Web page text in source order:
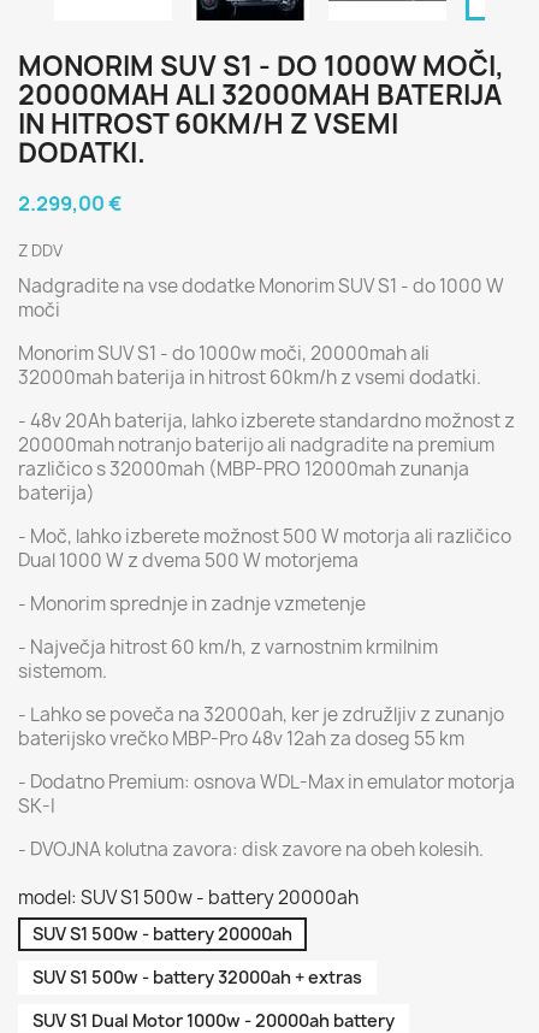
MONORIM SUV S1 - DO 1000W MOČI,
20000MAH ALI 32000MAH BATERIJA
IN HITROST 60KM/H Z VSEMI
DODATKI.
2.299,00 €
Z DDV
Nadgradite na vse dodatke Monorim SUV S1 - do 1000 W
moči
Monorim SUV S1 - do 1000w moči, 20000mah ali
32000mah baterija in hitrost 60km/h z vsemi dodatki.
- 48v 20Ah baterija, lahko izberete standardno možnost z
20000mah notranjo baterijo ali nadgradite na premium
različico s 32000mah (MBP-PRO 12000mah zunanja
baterija)
- Moč, lahko izberete možnost 500 W motorja ali različico
Dual 1000 W z dvema 500 W motorjema
- Monorim sprednje in zadnje vzmetenje
- Največja hitrost 60 km/h, z varnostnim krmilnim
sistemom.
- Lahko se poveča na 32000ah, ker je združljiv z zunanjo
baterijsko vrečko MBP-Pro 48v 12ah za doseg 55 km
- Dodatno Premium: osnova WDL-Max in emulator motorja
SK-I
- DVOJNA kolutna zavora: disk zavore na obeh kolesih.
model: SUV S1 500w - battery 20000ah
SUV S1 500w - battery 20000ah
SUV S1 500w - battery 32000ah + extras
SUV S1 Dual Motor 1000w - 20000ah battery